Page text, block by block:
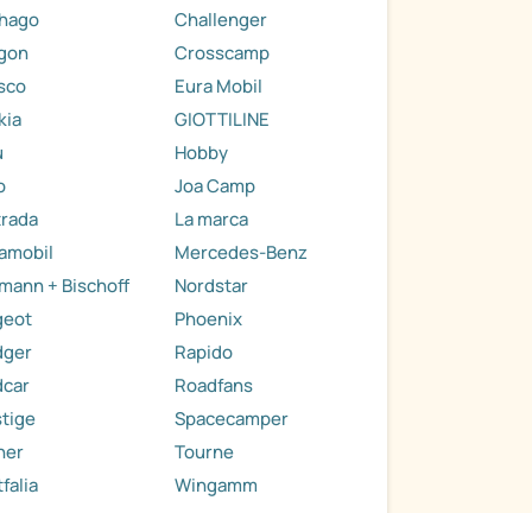
Challenger
Crosscamp
Eura Mobil
GIOTTILINE
Hobby
Joa Camp
La marca
Mercedes-Benz
+ Bischoff
Nordstar
Phoenix
Rapido
Roadfans
Spacecamper
Tourne
Wingamm